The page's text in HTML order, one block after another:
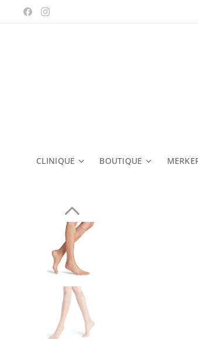
CLINIQUE BOUTIQUE